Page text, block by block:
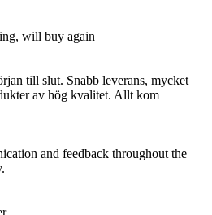
will buy again
till slut. Snabb leverans, mycket
av hög kvalitet. Allt kom
and feedback throughout the